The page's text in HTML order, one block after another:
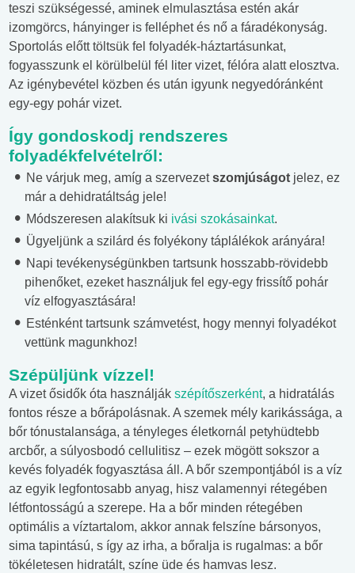
teszi szükségessé, aminek elmulasztása estén akár
izomgörcs, hányinger is felléphet és nő a fáradékonyság.
Sportolás előtt töltsük fel folyadék-háztartásunkat,
fogyasszunk el körülbelül fél liter vizet, félóra alatt elosztva.
Az igénybevétel közben és után igyunk negyedóránként
egy-egy pohár vizet.
Így gondoskodj rendszeres
folyadékfelvételről:
Ne várjuk meg, amíg a szervezetszomjúságot jelez, ez
már a dehidratáltság jele!
Módszeresen alakítsuk ki ivási szokásainkat.
Ügyeljünk a szilárd és folyékony táplálékok arányára!
Napi tevékenységünkben tartsunk hosszabb-rövidebb
pihenőket, ezeket használjuk fel egy-egy frissítő pohár
víz elfogyasztására!
Esténként tartsunk számvetést, hogy mennyi folyadékot
vettünk magunkhoz!
Szépüljünk vízzel!
A vizet ősidők óta használják szépítőszerként, a hidratálás
fontos része a bőrápolásnak. A szemek mély karikássága, a
bőr tónustalansága, a tényleges életkornál petyhüdtebb
arcbőr, a súlyosbodó cellulitisz – ezek mögött sokszor a
kevés folyadék fogyasztása áll. A bőr szempontjából is a víz
az egyik legfontosabb anyag, hisz valamennyi rétegében
létfontosságú a szerepe. Ha a bőr minden rétegében
optimális a víztartalom, akkor annak felszíne bársonyos,
sima tapintású, s így az irha, a bőralja is rugalmas: a bőr
tökéletesen hidratált, színe üde és hamvas lesz.